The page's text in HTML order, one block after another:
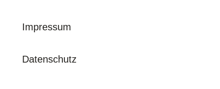
Impressum
Datenschutz